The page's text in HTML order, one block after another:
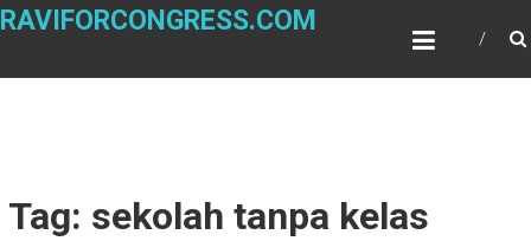
Skip
RAVIFORCONGRESS.COM
Tag: sekolah tanpa kelas